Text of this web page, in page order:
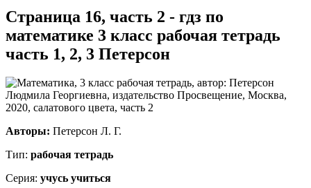
Страница 16, часть 2 - гдз по
математике 3 класс рабочая тетрадь
часть 1, 2, 3 Петерсон
Авторы: Петерсон Л. Г.
Тип: рабочая тетрадь
Серия: учусь учиться